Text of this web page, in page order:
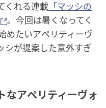
くれる連載 「マッシの
。今回は暑くなってく
めたいアペリティーヴ
シが提案した意外すぎ
なアペリティーヴォ